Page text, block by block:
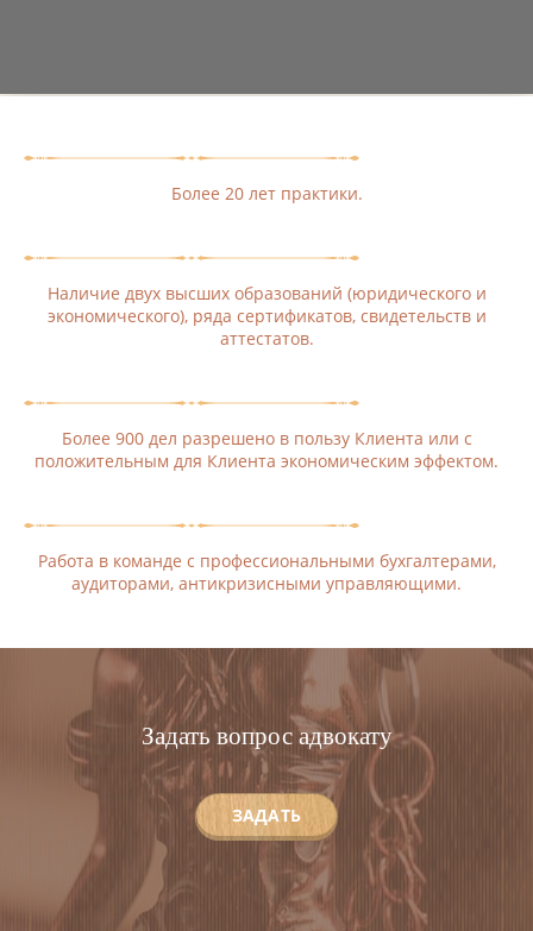
Более 20 лет практики.
Наличие двух высших образований (юридического и
экономического), ряда сертификатов, свидетельств и
аттестатов.
Более 900 дел разрешено в пользу Клиента или с
положительным для Клиента экономическим эффектом.
Работа в команде с профессиональными бухгалтерами,
аудиторами, антикризисными управляющими.
Задать вопрос адвокату
ЗАДАТЬ